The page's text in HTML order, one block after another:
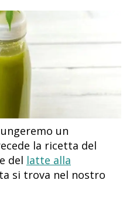
un
la ricetta del
del latte alla
si trova nel nostro